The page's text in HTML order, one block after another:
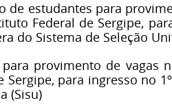
de estudantes para
Federal de Sergipe,
do Sistema de Seleção
provimento de vagas
para ingresso no
(Sisu)